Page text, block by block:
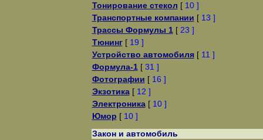
Тонирование стекол [ 10 ]
Транспортные компании [ 13 ]
Трассы Формулы 1[ 23 ]
Тюнинг[ 19 ]
Устройство автомобиля[ 11 ]
Формула-1[ 31 ]
Фотографии [ 16 ]
Экзотика[ 12 ]
Электроника[ 10 ]
Юмор [ 10 ]
Закон и автомобиль